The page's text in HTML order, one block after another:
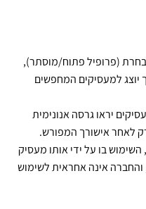
(פרופיל פתוח/מוסתר),
למעסיקים המחפשים
יראו גרסה אנונימית
לאחר אישורך המפורש.
בו על ידי אותו מעסיק
והחברה אינה אחראית לשימוש